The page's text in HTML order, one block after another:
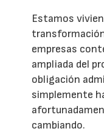
Estamos
empresas
ampliada del
obligación
simplemente
cambiando.